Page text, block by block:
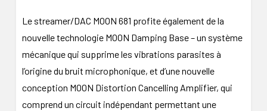
Le streamer/DAC MOON 681 profite également de la
nouvelle technologie MOON Damping Base – un système
mécanique qui supprime les vibrations parasites à
l’origine du bruit microphonique, et d’une nouvelle
conception MOON Distortion Cancelling Amplifier, qui
comprend un circuit indépendant permettant une